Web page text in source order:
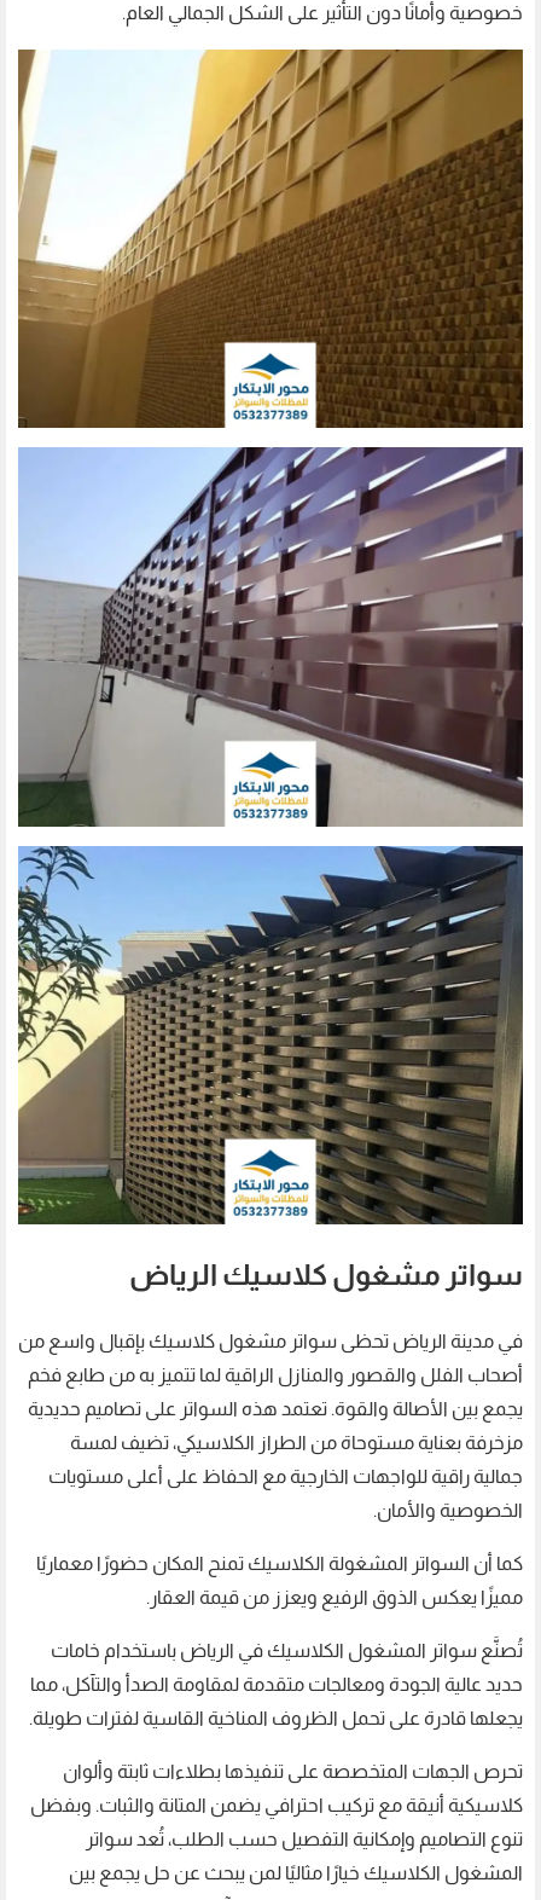
خصوصية وأمانًا دون التأثير على الشكل الجمالي العام.
سواتر مشغول كلاسيك الرياض
في مدينة الرياض تحظى سواتر مشغول كلاسيك بإقبال واسع من
أصحاب الفلل والقصور والمنازل الراقية لما تتميز به من طابع فخم
يجمع بين الأصالة والقوة. تعتمد هذه السواتر على تصاميم حديدية
مزخرفة بعناية مستوحاة من الطراز الكلاسيكي، تضيف لمسة
جمالية راقية للواجهات الخارجية مع الحفاظ على أعلى مستويات
الخصوصية والأمان.
كما أن السواتر المشغولة الكلاسيك تمنح المكان حضورًا معماريًا
مميزًا يعكس الذوق الرفيع ويعزز من قيمة العقار.
تُصنَّع سواتر المشغول الكلاسيك في الرياض باستخدام خامات
حديد عالية الجودة ومعالجات متقدمة لمقاومة الصدأ والتآكل، مما
يجعلها قادرة على تحمل الظروف المناخية القاسية لفترات طويلة.
تحرص الجهات المتخصصة على تنفيذها بطلاءات ثابتة وألوان
كلاسيكية أنيقة مع تركيب احترافي يضمن المتانة والثبات. وبفضل
تنوع التصاميم وإمكانية التفصيل حسب الطلب، تُعد سواتر
المشغول الكلاسيك خيارًا مثاليًا لمن يبحث عن حل يجمع بين